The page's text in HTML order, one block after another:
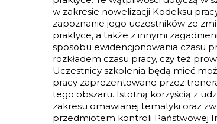
w zakresie nowelizacji Kodeksu
zapoznanie jego uczestników ze
praktyce, a także z innymi
sposobu ewidencjonowania czasu
rozkładem czasu pracy, czy też
Uczestnicy szkolenia będą mieć
pracy zaprezentowane przez
tego obszaru. Istotną korzyścią z
zakresu omawianej tematyki oraz
przedmiotem kontroli Państwowej